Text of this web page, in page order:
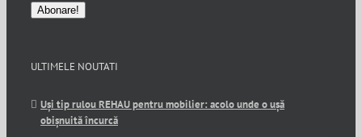
ULTIMELE NOUTATI
Uși tip rulou REHAU pentru mobilier: acolo unde o ușă
obișnuită încurcă